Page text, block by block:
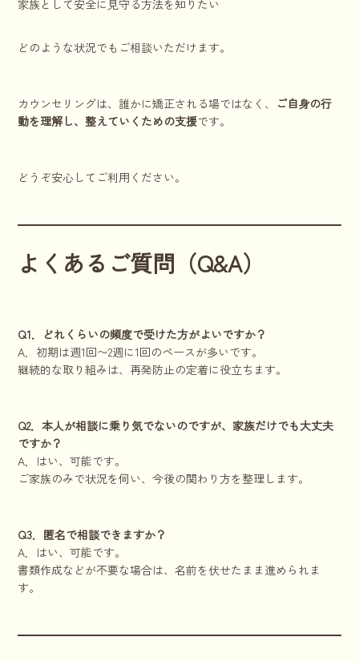
家族として安全に見守る方法を知りたい
どのような状況でもご相談いただけます。
カウンセリングは、誰かに矯正される場ではなく、
ご自身の行
動を理解し、整えていくための支援です。
どうぞ安心してご利用ください。
よくあるご質問（Q&A）
Q1．どれくらいの頻度で受けた方がよいですか？
A．初期は週1回〜2週に1回のペースが多いです。
継続的な取り組みは、再発防止の定着に役立ちます。
Q2．本人が相談に乗り気でないのですが、家族だけでも大丈夫
ですか？
A．はい、可能です。
ご家族のみで状況を伺い、今後の関わり方を整理します。
Q3．匿名で相談できますか？
A．はい、可能です。
書類作成などが不要な場合は、名前を伏せたまま進められま
す。